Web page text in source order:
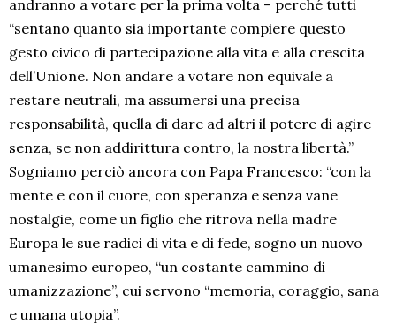
andranno a votare per la prima volta – perché tutti
“sentano quanto sia importante compiere questo
gesto civico di partecipazione alla vita e alla crescita
dell’Unione. Non andare a votare non equivale a
restare neutrali, ma assumersi una precisa
responsabilità, quella di dare ad altri il potere di agire
senza, se non addirittura contro, la nostra libertà.”
Sogniamo perciò ancora con Papa Francesco: “con la
mente e con il cuore, con speranza e senza vane
nostalgie, come un figlio che ritrova nella madre
Europa le sue radici di vita e di fede, sogno un nuovo
umanesimo europeo, “un costante cammino di
umanizzazione”, cui servono “memoria, coraggio, sana
e umana utopia”.